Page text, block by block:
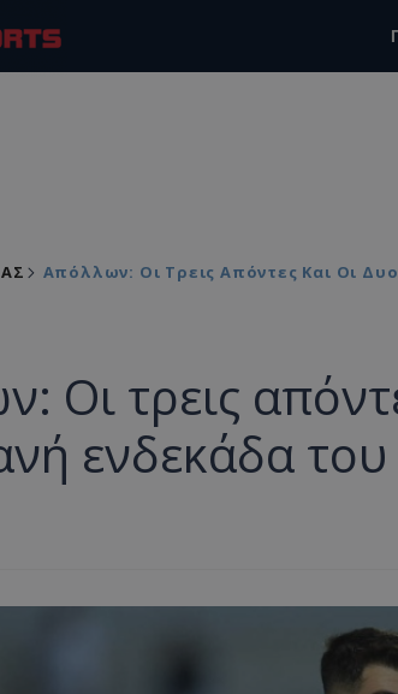
Απόλλων: Οι Τρεις Απόντες Και Οι
Οι τρεις
ενδεκάδα